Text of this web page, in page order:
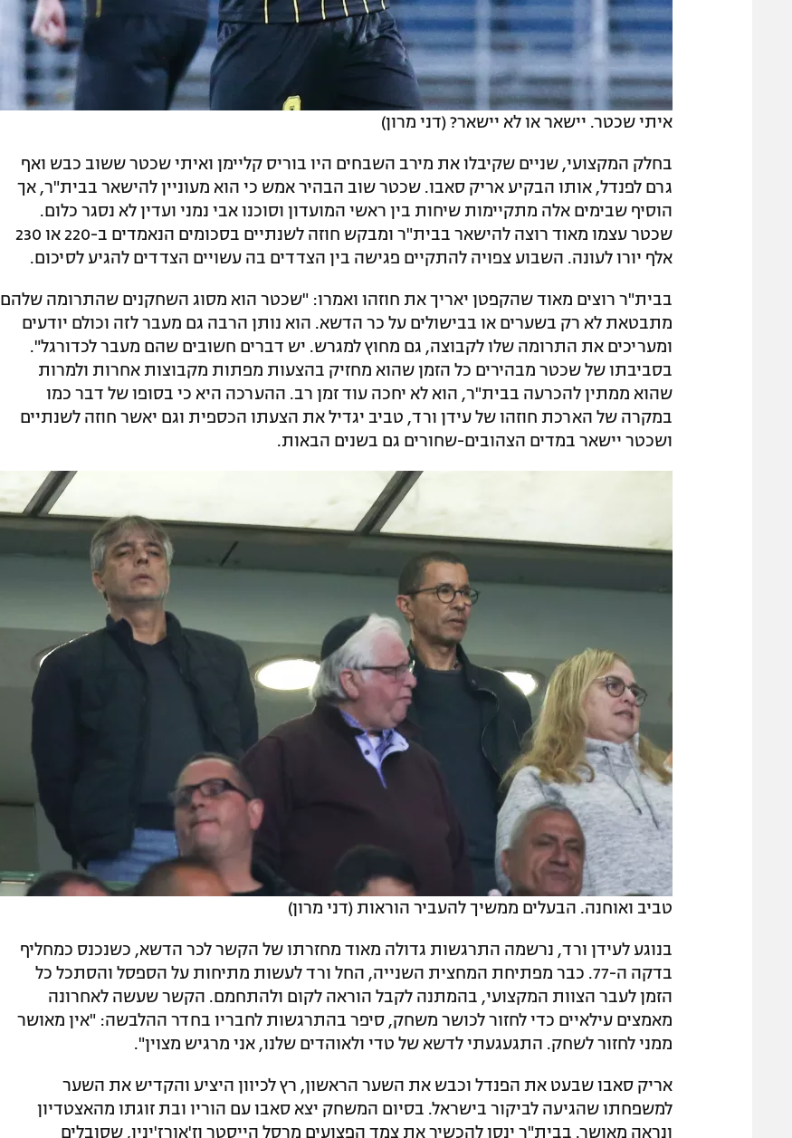
איתי שכטר. יישאר או לא יישאר? (דני מרון)
בחלק המקצועי, שניים שקיבלו את מירב השבחים היו בוריס קליימן ואיתי שכטר ששוב כבש ואף
גרם לפנדל, אותו הבקיע אריק סאבו. שכטר שוב הבהיר אמש כי הוא מעוניין להישאר בבית"ר, אך
הוסיף שבימים אלה מתקיימות שיחות בין ראשי המועדון וסוכנו אבי נמני ועדין לא נסגר כלום.
שכטר עצמו מאוד רוצה להישאר בבית"ר ומבקש חוזה לשנתיים בסכומים הנאמדים ב-220 או 230
אלף יורו לעונה. השבוע צפויה להתקיים פגישה בין הצדדים בה עשויים הצדדים להגיע לסיכום.
בבית"ר רוצים מאוד שהקפטן יאריך את חוזהו ואמרו: "שכטר הוא מסוג השחקנים שהתרומה שלהם
מתבטאת לא רק בשערים או בבישולים על כר הדשא. הוא נותן הרבה גם מעבר לזה וכולם יודעים
ומעריכים את התרומה שלו לקבוצה, גם מחוץ למגרש. יש דברים חשובים שהם מעבר לכדורגל".
בסביבתו של שכטר מבהירים כל הזמן שהוא מחזיק בהצעות מפתות מקבוצות אחרות ולמרות
שהוא ממתין להכרעה בבית"ר, הוא לא יחכה עוד זמן רב. ההערכה היא כי בסופו של דבר כמו
במקרה של הארכת חוזהו של עידן ורד, טביב יגדיל את הצעתו הכספית וגם יאשר חוזה לשנתיים
ושכטר יישאר במדים הצהובים-שחורים גם בשנים הבאות.
טביב ואוחנה. הבעלים ממשיך להעביר הוראות (דני מרון)
בנוגע לעידן ורד, נרשמה התרגשות גדולה מאוד מחזרתו של הקשר לכר הדשא, כשנכנס כמחליף
בדקה ה-77. כבר מפתיחת המחצית השנייה, החל ורד לעשות מתיחות על הספסל והסתכל כל
הזמן לעבר הצוות המקצועי, בהמתנה לקבל הוראה לקום ולהתחמם. הקשר שעשה לאחרונה
מאמצים עילאיים כדי לחזור לכושר משחק, סיפר בהתרגשות לחבריו בחדר ההלבשה: "אין מאושר
ממני לחזור לשחק. התגעגעתי לדשא של טדי ולאוהדים שלנו, אני מרגיש מצוין".
אריק סאבו שבעט את הפנדל וכבש את השער הראשון, רץ לכיוון היציע והקדיש את השער
למשפחתו שהגיעה לביקור בישראל. בסיום המשחק יצא סאבו עם הוריו ובת זוגתו מהאצטדיון
ונראה מאושר. בבית"ר ינסו להכשיר את צמד הפצועים מרסל הייסטר וז'אורז'יניו, שסובלים